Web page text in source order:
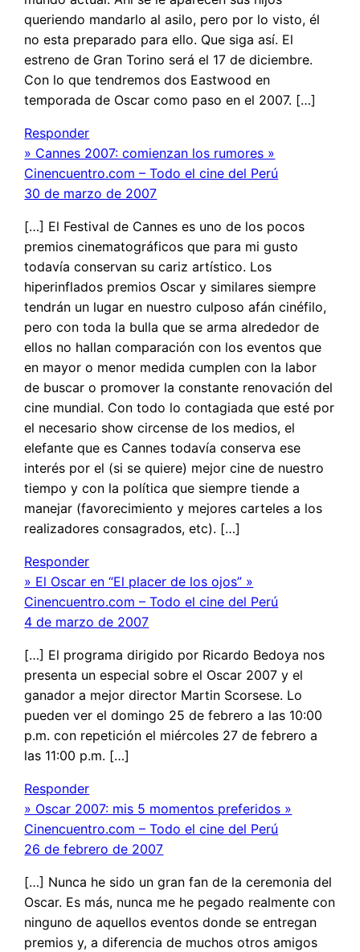
queriendo mandarlo al asilo, pero por lo visto, él
no esta preparado para ello. Que siga así. El
estreno de Gran Torino será el 17 de diciembre.
Con lo que tendremos dos Eastwood en
temporada de Oscar como paso en el 2007. […]
Responder
» Cannes 2007: comienzan los rumores »
Cinencuentro.com – Todo el cine del Perú
30 de marzo de 2007
[…] El Festival de Cannes es uno de los pocos
premios cinematográficos que para mi gusto
todavía conservan su cariz artístico. Los
hiperinflados premios Oscar y similares siempre
tendrán un lugar en nuestro culposo afán cinéfilo,
pero con toda la bulla que se arma alrededor de
ellos no hallan comparación con los eventos que
en mayor o menor medida cumplen con la labor
de buscar o promover la constante renovación del
cine mundial. Con todo lo contagiada que esté por
el necesario show circense de los medios, el
elefante que es Cannes todavía conserva ese
interés por el (si se quiere) mejor cine de nuestro
tiempo y con la política que siempre tiende a
manejar (favorecimiento y mejores carteles a los
realizadores consagrados, etc). […]
Responder
» El Oscar en “El placer de los ojos” »
Cinencuentro.com – Todo el cine del Perú
4 de marzo de 2007
[…] El programa dirigido por Ricardo Bedoya nos
presenta un especial sobre el Oscar 2007 y el
ganador a mejor director Martin Scorsese. Lo
pueden ver el domingo 25 de febrero a las 10:00
p.m. con repetición el miércoles 27 de febrero a
las 11:00 p.m. […]
Responder
» Oscar 2007: mis 5 momentos preferidos »
Cinencuentro.com – Todo el cine del Perú
26 de febrero de 2007
[…] Nunca he sido un gran fan de la ceremonia del
Oscar. Es más, nunca me he pegado realmente con
ninguno de aquellos eventos donde se entregan
premios y, a diferencia de muchos otros amigos